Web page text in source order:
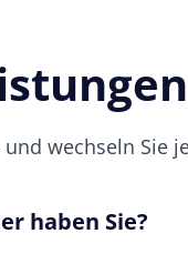
wechseln Sie
haben Sie?